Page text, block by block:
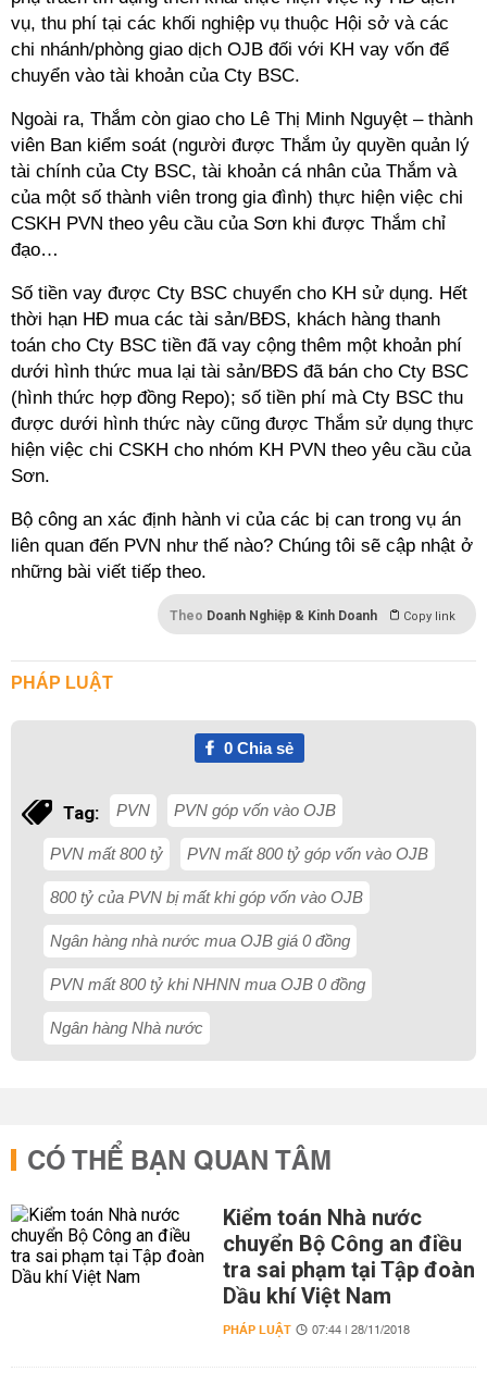
vụ, thu phí tại các khối nghiệp vụ thuộc Hội sở và các
chi nhánh/phòng giao dịch OJB đối với KH vay vốn để
chuyển vào tài khoản của Cty BSC.
Ngoài ra, Thắm còn giao cho Lê Thị Minh Nguyệt – thành
viên Ban kiểm soát (người được Thắm ủy quyền quản lý
tài chính của Cty BSC, tài khoản cá nhân của Thắm và
của một số thành viên trong gia đình) thực hiện việc chi
CSKH PVN theo yêu cầu của Sơn khi được Thắm chỉ
đạo…
Số tiền vay được Cty BSC chuyển cho KH sử dụng. Hết
thời hạn HĐ mua các tài sản/BĐS, khách hàng thanh
toán cho Cty BSC tiền đã vay cộng thêm một khoản phí
dưới hình thức mua lại tài sản/BĐS đã bán cho Cty BSC
(hình thức hợp đồng Repo); số tiền phí mà Cty BSC thu
được dưới hình thức này cũng được Thắm sử dụng thực
hiện việc chi CSKH cho nhóm KH PVN theo yêu cầu của
Sơn.
Bộ công an xác định hành vi của các bị can trong vụ án
liên quan đến PVN như thế nào? Chúng tôi sẽ cập nhật ở
những bài viết tiếp theo.
Theo Doanh Nghiệp & Kinh Doanh Copy link
PHÁP LUẬT
0Chia sẻ
Tag: PVN PVN góp vốn vào OJB
PVN mất 800 tỷ PVN mất 800 tỷ góp vốn vào OJB
800 tỷ của PVN bị mất khi góp vốn vào OJB
Ngân hàng nhà nước mua OJB giá 0 đồng
PVN mất 800 tỷ khi NHNN mua OJB 0 đồng
Ngân hàng Nhà nước
CÓ THỂ BẠN QUAN TÂM
Kiểm toán Nhà nước
chuyển Bộ Công an điều
tra sai phạm tại Tập đoàn
Dầu khí Việt Nam
PHÁP LUẬT 07:44 | 28/11/2018